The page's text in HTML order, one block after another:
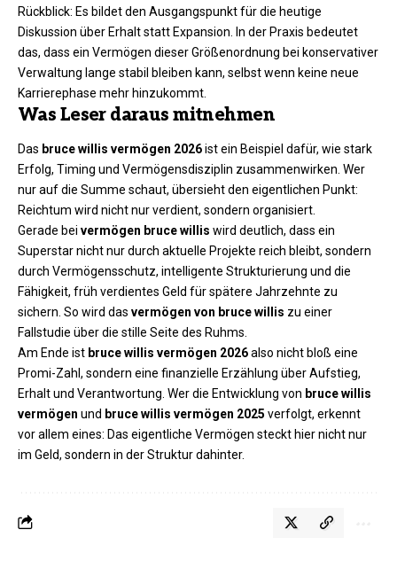
Rückblick: Es bildet den Ausgangspunkt für die heutige
Diskussion über Erhalt statt Expansion. In der Praxis bedeutet
das, dass ein Vermögen dieser Größenordnung bei konservativer
Verwaltung lange stabil bleiben kann, selbst wenn keine neue
Karrierephase mehr hinzukommt.
Was Leser daraus mitnehmen
Das bruce willis vermögen 2026ist ein Beispiel dafür, wie stark
Erfolg, Timing und Vermögensdisziplin zusammenwirken. Wer
nur auf die Summe schaut, übersieht den eigentlichen Punkt:
Reichtum wird nicht nur verdient, sondern organisiert.
Gerade bei vermögen bruce willis wird deutlich, dass ein
Superstar nicht nur durch aktuelle Projekte reich bleibt, sondern
durch Vermögensschutz, intelligente Strukturierung und die
Fähigkeit, früh verdientes Geld für spätere Jahrzehnte zu
sichern. So wird das vermögen von bruce willis zu einer
Fallstudie über die stille Seite des Ruhms.
Am Ende ist bruce willis vermögen 2026also nicht bloß eine
Promi-Zahl, sondern eine finanzielle Erzählung über Aufstieg,
Erhalt und Verantwortung. Wer die Entwicklung von bruce willis
vermögen und bruce willis vermögen 2025 verfolgt, erkennt
vor allem eines: Das eigentliche Vermögen steckt hier nicht nur
im Geld, sondern in der Struktur dahinter.